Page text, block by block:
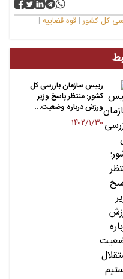
کل کشور | قوه قضاییه |
رییس سازمان بازرسی کل
کشور: منتظر پاسخ وزیر
ورزش درباره وضعیت…
۱۴۰۲/۱/۳۰